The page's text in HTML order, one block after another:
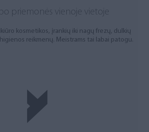
priemonės vienoje vietoje
kosmetikos, įrankių iki nagų frezų, dulkių
reikmenų. Meistrams tai labai patogu.